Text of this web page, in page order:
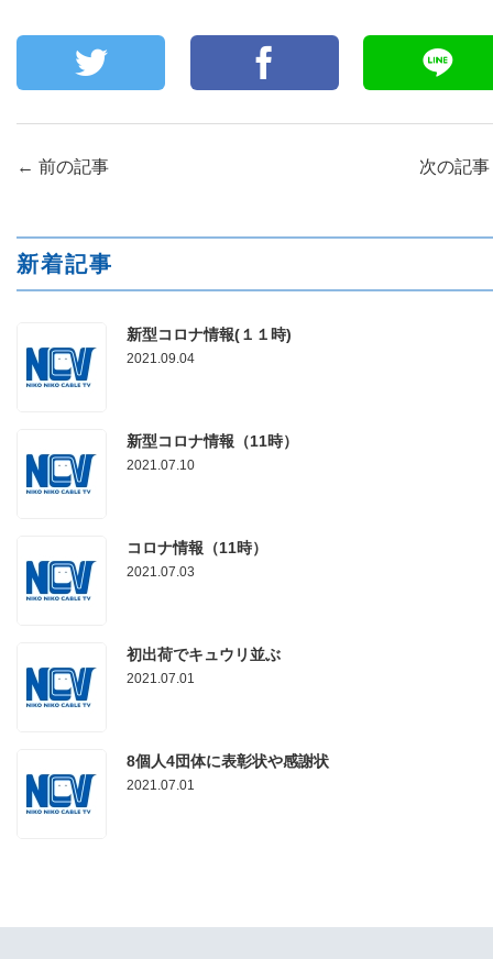
← 前の記事 次の記事
新着記事
新型コロナ情報(１１時)
2021.09.04
新型コロナ情報（11時）
2021.07.10
コロナ情報（11時）
2021.07.03
初出荷でキュウリ並ぶ
2021.07.01
8個人4団体に表彰状や感謝状
2021.07.01